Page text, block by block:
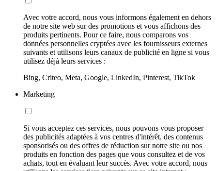
Avec votre accord, nous vous informons également en dehors
de notre site web sur des promotions et vous affichons des
produits pertinents. Pour ce faire, nous comparons vos
données personnelles cryptées avec les fournisseurs externes
suivants et utilisons leurs canaux de publicité en ligne si vous
utilisez déjà leurs services :
Bing, Criteo, Meta, Google, LinkedIn, Pinterest, TikTok
Marketing
Si vous acceptez ces services, nous pouvons vous proposer
des publicités adaptées à vos centres d'intérêt, des contenus
sponsorisés ou des offres de réduction sur notre site ou nos
produits en fonction des pages que vous consultez et de vos
achats, tout en évaluant leur succès. Avec votre accord, nous